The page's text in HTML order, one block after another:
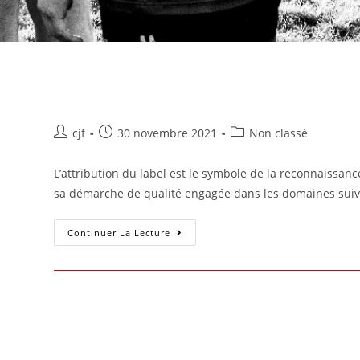
cjf 30 novembre 2021 Non classé
L’attribution du label est le symbole de la
sa démarche de qualité engagée dans les domaines
Continuer La Lecture